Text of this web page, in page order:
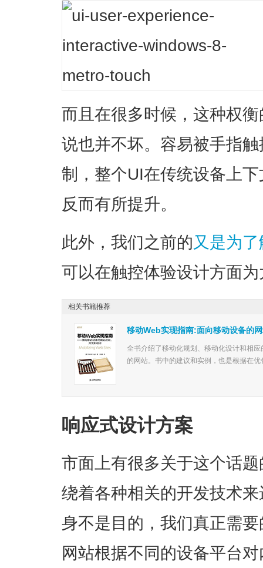
而且在很多时候，这种权
说也并不坏。容易被手指
制，整个UI在传统设备上
反而有所提升。
此外，我们之前的又是为
可以在触控体验设计方面
移动Web实现指南:面向移动设备的
全书介绍了移动化规划、移动化设计和相
的网站。书中的建议和实例，也是根据在
相关书籍推荐
响应式设计方案
市面上有很多关于这个话
绕着各种相关的开发技术
身不是目的，我们真正需
网站根据不同的设备平台